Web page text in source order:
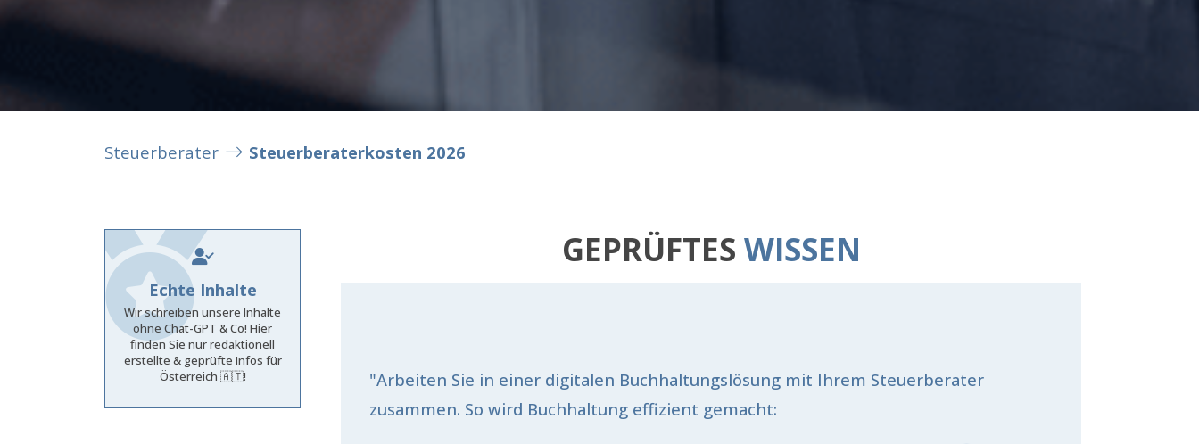
Steuerberater Steuerberaterkosten 2026
Echte Inhalte
Wir schreiben unsere Inhalte
ohne Chat-GPT & Co! Hier
finden Sie nur redaktionell
erstellte & geprüfte Infos für
Österreich 🇦🇹!
GEPRÜFTES WISSEN
"Arbeiten Sie in einer digitalen Buchhaltungslösung mit Ihrem Steuerberater
zusammen. So wird Buchhaltung effizient gemacht: